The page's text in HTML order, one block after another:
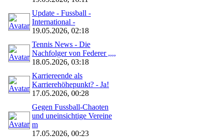
Update - Fussball -
International -
19.05.2026, 02:18
Tennis News - Die
Nachfolger von Federer ,,,,
18.05.2026, 03:18
Karriereende als
Karrierehöhepunkt? - Ja!
17.05.2026, 00:28
Gegen Fussball-Chaoten
und uneinsichtige Vereine
m
17.05.2026, 00:23